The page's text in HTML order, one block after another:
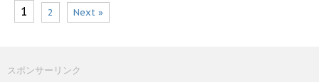
1 2 Next »
スポンサーリンク